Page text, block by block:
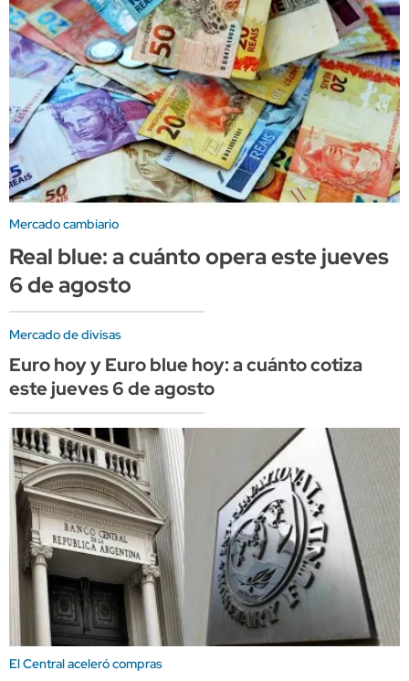
Mercado cambiario
Real blue: a cuánto opera este jueves
6 de agosto
Mercado de divisas
Euro hoy y Euro blue hoy: a cuánto cotiza
este jueves 6 de agosto
El Central aceleró compras